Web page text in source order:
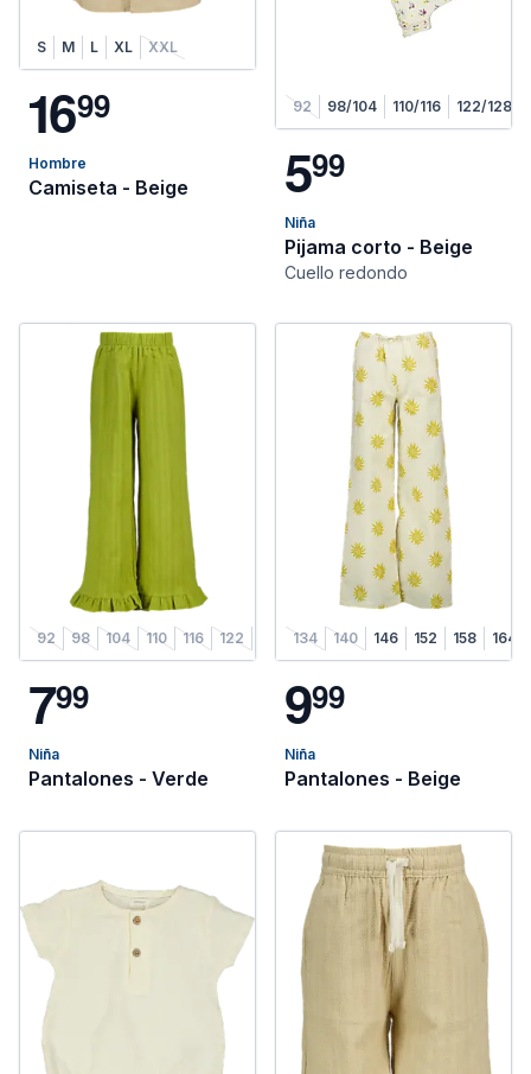
S M L XL XXL
1699
Hombre
Camiseta - Beige
92 98/104 110/116 122/128
599
Niña
Pijama corto - Beige
Cuello redondo
92 98 104 110 116 122
799
Niña
Pantalones - Verde
134 140 146 152 158 164
999
Niña
Pantalones - Beige